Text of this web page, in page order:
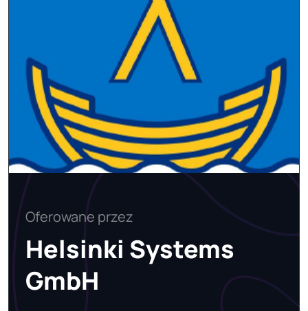
Oferowane przez
Helsinki Systems
GmbH